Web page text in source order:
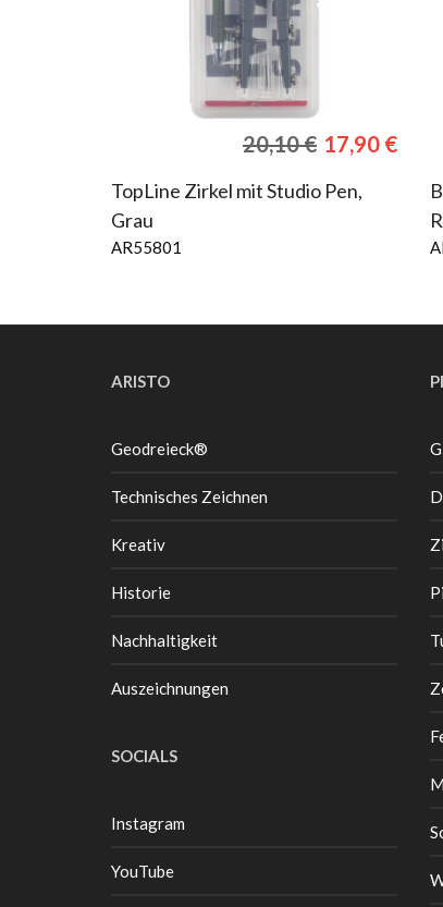
20,10€
Preis
war:
20,10 €
17,90 €
TopLine Zirkel mit Studio Pen,
Grau
AR55801
ARISTO
Geodreieck®
Technisches Zeichnen
Kreativ
Historie
Nachhaltigkeit
Auszeichnungen
SOCIALS
Instagram
YouTube